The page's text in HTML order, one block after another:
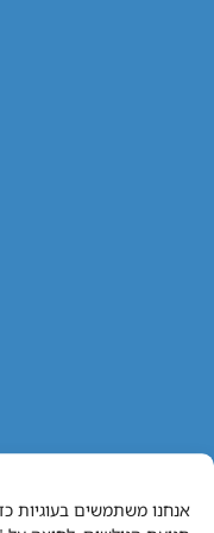
אנחנו משתמשים בעוגיות